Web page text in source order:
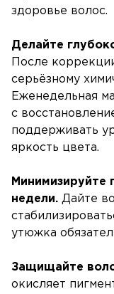
здоровье волос.
Делайте
После
серьёзному
Еженедельная
с
поддерживать
яркость цвета.
Минимизируйте
недели. Дайте
утюжка
Защищайте
окисляет